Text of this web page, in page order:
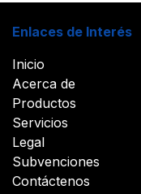
Enlaces de Interés
Inicio
Acerca de
Productos
Servicios
Legal
Subvenciones
Contáctenos